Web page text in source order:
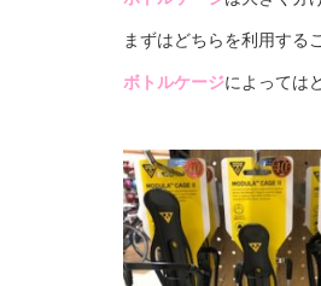
まずはどちらを利用する
ボトルケージによっては